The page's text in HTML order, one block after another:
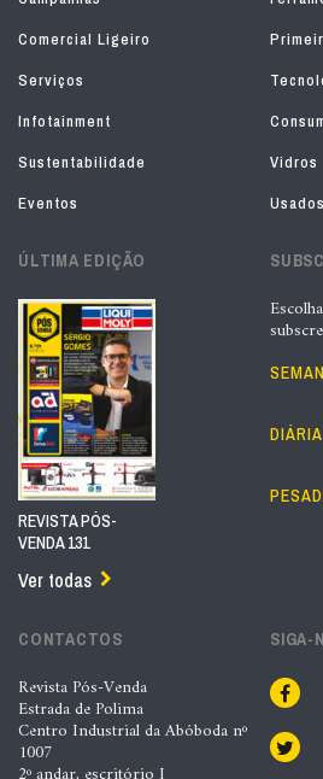
Comercial Ligeiro
Serviços
Infotainment
Sustentabilidade
Vidros
Eventos
Usados
ÚLTIMA EDIÇÃO
REVISTA PÓS-
VENDA 131
Ver todas
CONTACTOS
Revista Pós-Venda
Estrada de Polima
Centro Industrial da Abóboda nº
1007
SIGA-